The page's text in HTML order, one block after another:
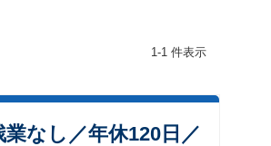
1-1 件表示
なし／年休120日／